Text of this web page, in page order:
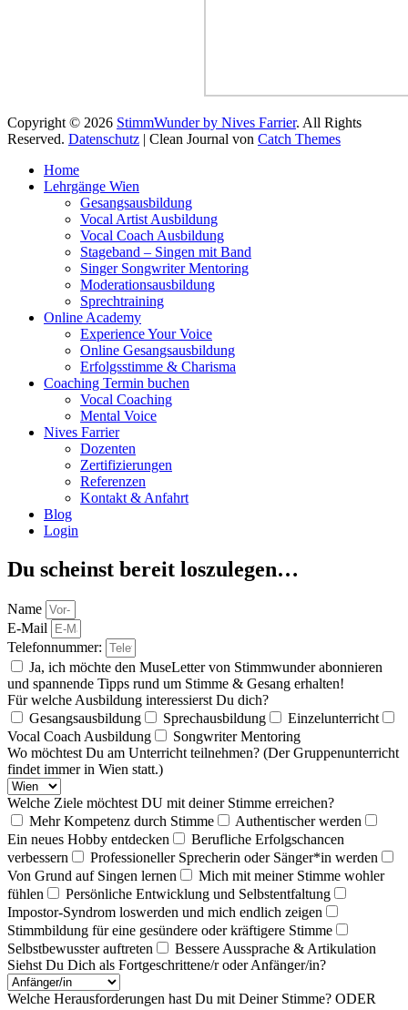
Copyright © 2026 StimmWunder by Nives Farrier. All Rights
Reserved. Datenschutz | Clean Journal von Catch Themes
scrollenHome
Lehrgänge Wien
Gesangsausbildung
Vocal Artist Ausbildung
Vocal Coach Ausbildung
Stageband – Singen mit Band
Singer Songwriter Mentoring
Moderationsausbildung
Sprechtraining
Online Academy
Experience Your Voice
Online Gesangsausbildung
Erfolgsstimme & Charisma
Coaching Termin buchen
Vocal Coaching
Mental Voice
Nives Farrier
Dozenten
Zertifizierungen
Referenzen
Kontakt & Anfahrt
Blog
Login
Du scheinst bereit loszulegen…
Name
E-Mail
Telefonnummer:
Ja, ich möchte den MuseLetter von Stimmwunder abonnieren
und spannende Tipps rund um Stimme & Gesang erhalten!
Für welche Ausbildung interessierst Du dich?
Gesangsausbildung
Sprechausbildung
Einzelunterricht
Vocal Coach Ausbildung
Songwriter Mentoring
Wo möchtest Du am Unterricht teilnehmen? (Der Gruppenunterricht
findet immer in Wien statt.)
Welche Ziele möchtest DU mit deiner Stimme erreichen?
Mehr Kompetenz durch Stimme
Authentischer werden
Ein neues Hobby entdecken
Berufliche Erfolgschancen
verbessern
Professioneller Sprecherin oder Sänger*in werden
Von Grund auf Singen lernen
Mich mit meiner Stimme wohler
fühlen
Persönliche Entwicklung und Selbstentfaltung
Impostor-Syndrom loswerden und mich endlich zeigen
Stimmbildung für eine gesündere oder kräftigere Stimme
Selbstbewusster auftreten
Bessere Aussprache & Artikulation
Siehst Du Dich als Fortgeschrittene/r oder Anfänger/in?
Welche Herausforderungen hast Du mit Deiner Stimme? ODER